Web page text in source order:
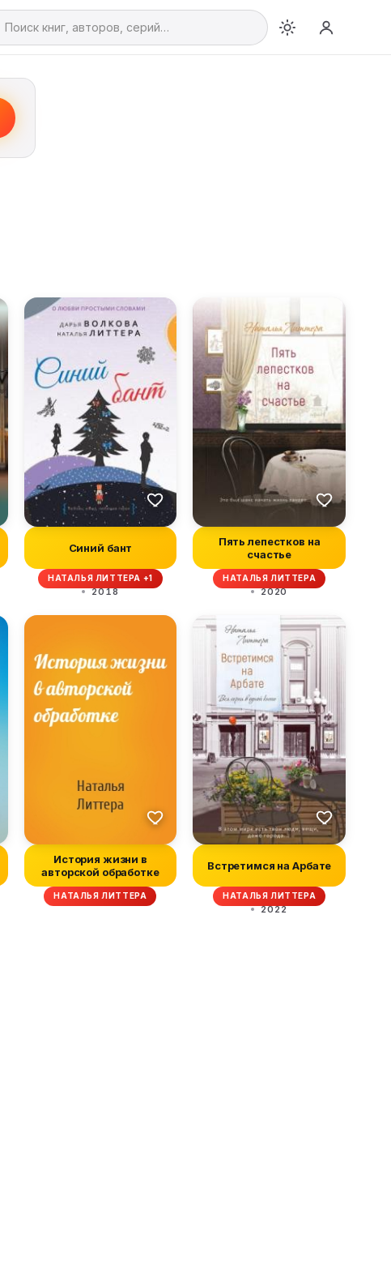
Синий бант
НАТАЛЬЯ ЛИТТЕРА +1
2018
Пять лепестков на
счастье
НАТАЛЬЯ ЛИТТЕРА
2020
История жизни в
авторской обработке
НАТАЛЬЯ ЛИТТЕРА
Встретимся на Арбате
НАТАЛЬЯ ЛИТТЕРА
2022